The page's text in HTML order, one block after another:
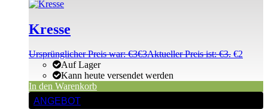
Kresse
Ursprünglicher Preis war: €3€3Aktueller Preis ist: €3. €2
Auf Lager
Kann heute versendet werden
In den Warenkorb
ANGEBOT